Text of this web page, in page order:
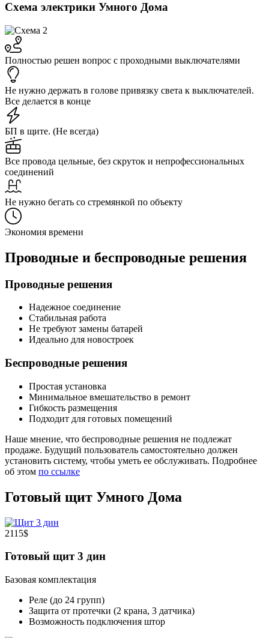
Схема электрики Умного Дома
Полностью решен вопрос с проходными выключателями
Не нужно держать в голове привязку света к выключателей.
Все делается в конце
БП в щите. (Не всегда)
Все провода цельные, без скруток и непрофессиональных
соединений
Не нужно бегать со стремянкой по объекту
Экономия времени
Проводные и беспроводные решения
Проводные решения
Надежное соединение
Стабильная работа
Не требуют замены батарей
Идеально для новостроек
Беспроводные решения
Простая установка
Минимальное вмешательство в ремонт
Гибкость размещения
Подходит для готовых помещений
Наше мнение, что беспроводные решения не подлежат
продаже. Будущий пользователь самостоятельно должен
установить систему, чтобы уметь ее обслуживать. Подробнее
об этом по ссылке
Готовый щит Умного Дома
2115$
Готовый щит 3 дин
Базовая комплектация
Реле (до 24 групп)
Защита от протечки (2 крана, 3 датчика)
Возможность подключения штор